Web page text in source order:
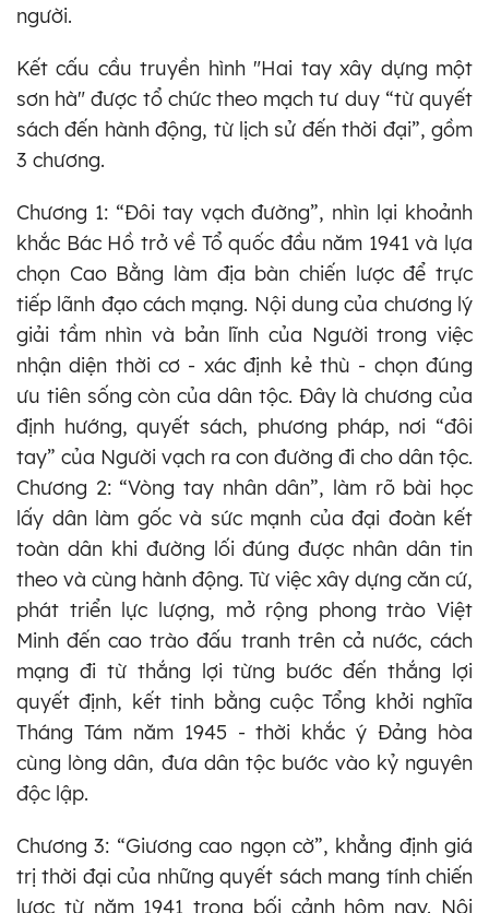
người.
Kết cấu cầu truyền hình "Hai tay xây dựng một
sơn hà" được tổ chức theo mạch tư duy “từ quyết
sách đến hành động, từ lịch sử đến thời đại”, gồm
3 chương.
Chương 1: “Đôi tay vạch đường”, nhìn lại khoảnh
khắc Bác Hồ trở về Tổ quốc đầu năm 1941 và lựa
chọn Cao Bằng làm địa bàn chiến lược để trực
tiếp lãnh đạo cách mạng. Nội dung của chương lý
giải tầm nhìn và bản lĩnh của Người trong việc
nhận diện thời cơ - xác định kẻ thù - chọn đúng
ưu tiên sống còn của dân tộc. Đây là chương của
định hướng, quyết sách, phương pháp, nơi “đôi
tay” của Người vạch ra con đường đi cho dân tộc.
Chương 2: “Vòng tay nhân dân”, làm rõ bài học
lấy dân làm gốc và sức mạnh của đại đoàn kết
toàn dân khi đường lối đúng được nhân dân tin
theo và cùng hành động. Từ việc xây dựng căn cứ,
phát triển lực lượng, mở rộng phong trào Việt
Minh đến cao trào đấu tranh trên cả nước, cách
mạng đi từ thắng lợi từng bước đến thắng lợi
quyết định, kết tinh bằng cuộc Tổng khởi nghĩa
Tháng Tám năm 1945 - thời khắc ý Đảng hòa
cùng lòng dân, đưa dân tộc bước vào kỷ nguyên
độc lập.
Chương 3: “Giương cao ngọn cờ”, khẳng định giá
trị thời đại của những quyết sách mang tính chiến
lược từ năm 1941 trong bối cảnh hôm nay. Nội